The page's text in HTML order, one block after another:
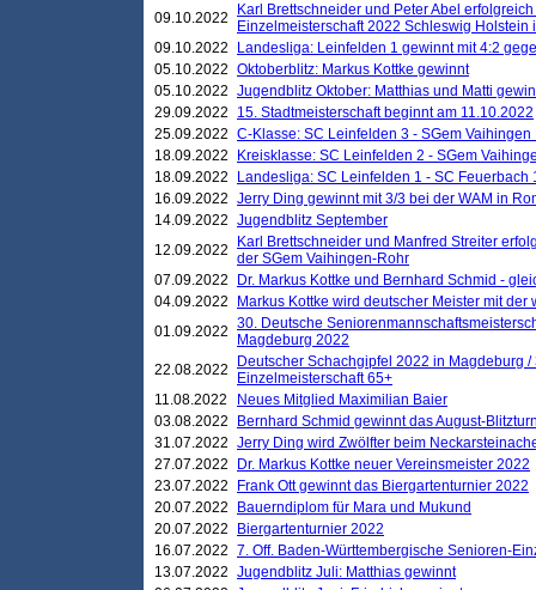
09.10.2022
Karl Brettschneider und Peter Abel
Einzelmeisterschaft 2022 Schleswig Holstein
09.10.2022
Landesliga: Leinfelden 1 gewinnt mit 4:2
05.10.2022 Oktoberblitz: Markus Kottke gewinnt
05.10.2022 Jugendblitz Oktober: Matthias und Matti
29.09.2022
15. Stadtmeisterschaft beginnt am 11.10.2022
25.09.2022 C-Klasse: SC Leinfelden 3 - SGem Vaihingen
18.09.2022
Kreisklasse: SC Leinfelden 2 - SGem
18.09.2022
Landesliga: SC Leinfelden 1 - SC Feuerbach
16.09.2022 Jerry Ding gewinnt mit 3/3 bei der WAM in
14.09.2022 Jugendblitz September
12.09.2022
Karl Brettschneider und Manfred Streiter
der SGem Vaihingen-Rohr
07.09.2022
Dr. Markus Kottke und Bernhard Schmid -
04.09.2022
Markus Kottke wird deutscher Meister mit
01.09.2022 30. Deutsche
Magdeburg 2022
22.08.2022
Deutscher Schachgipfel 2022 in Magdeburg
Einzelmeisterschaft 65+
11.08.2022
Neues Mitglied Maximilian Baier
03.08.2022
Bernhard Schmid gewinnt das August-
31.07.2022 Jerry Ding wird Zwölfter beim
27.07.2022
Dr. Markus Kottke neuer Vereinsmeister 2022
23.07.2022
Frank Ott gewinnt das Biergartenturnier 2022
20.07.2022
Bauerndiplom für Mara und Mukund
20.07.2022
Biergartenturnier 2022
16.07.2022 7. Off. Baden-Württembergische Senioren-
13.07.2022 Jugendblitz Juli: Matthias gewinnt